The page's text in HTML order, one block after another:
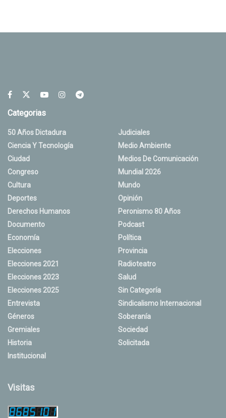
Categorias
50 Años Dictadura
Ciencia Y Tecnología
Ciudad
Congreso
Cultura
Deportes
Derechos Humanos
Documento
Economía
Elecciones
Elecciones 2021
Elecciones 2023
Elecciones 2025
Entrevista
Géneros
Gremiales
Historia
Institucional
Judiciales
Medio Ambiente
Medios De Comunicación
Mundial 2026
Mundo
Opinión
Peronismo 80 Años
Podcast
Política
Provincia
Radioteatro
Salud
Sin Categoría
Sindicalismo Internacional
Soberanía
Sociedad
Solicitada
Visitas